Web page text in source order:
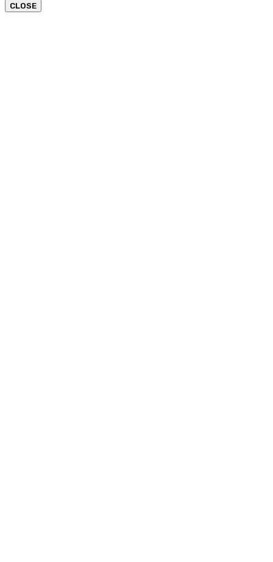
CLOSE